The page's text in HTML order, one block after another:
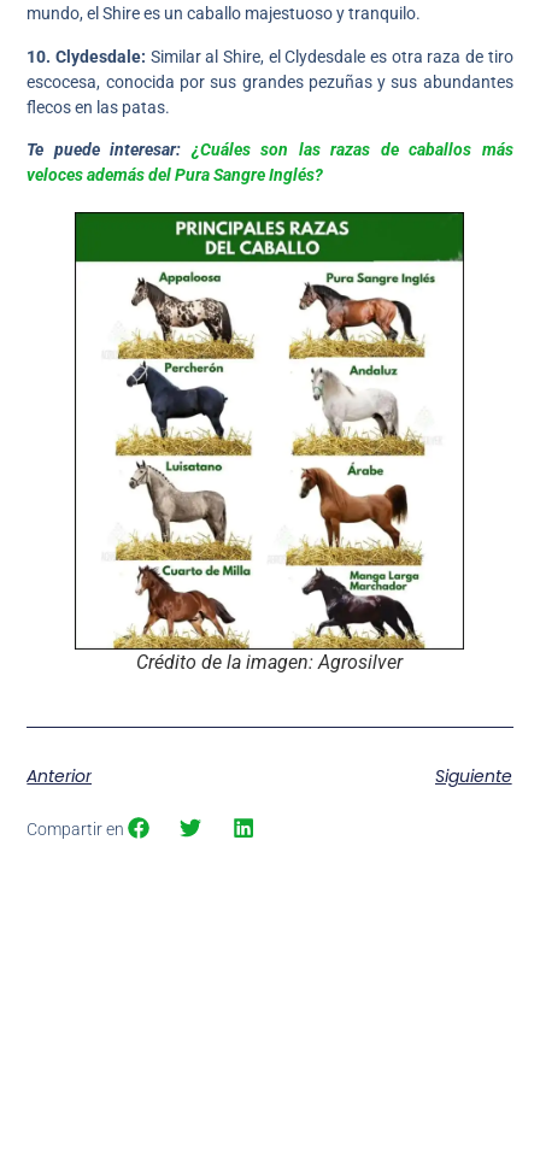
mundo, el Shire es un caballo majestuoso y tranquilo.
10. Clydesdale: Similar al Shire, el Clydesdale es otra raza de tiro
escocesa, conocida por sus grandes pezuñas y sus abundantes
flecos en las patas.
Te puede interesar: ¿Cuáles son las razas de caballos más
veloces además del Pura Sangre Inglés?
Crédito de la imagen: Agrosilver
Anterior Siguiente
Compartir en